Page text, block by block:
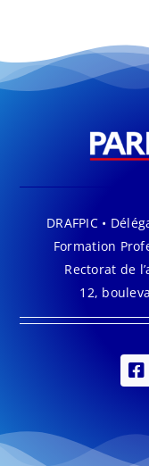
DRAFPIC •
Formation
Rectorat de
12,